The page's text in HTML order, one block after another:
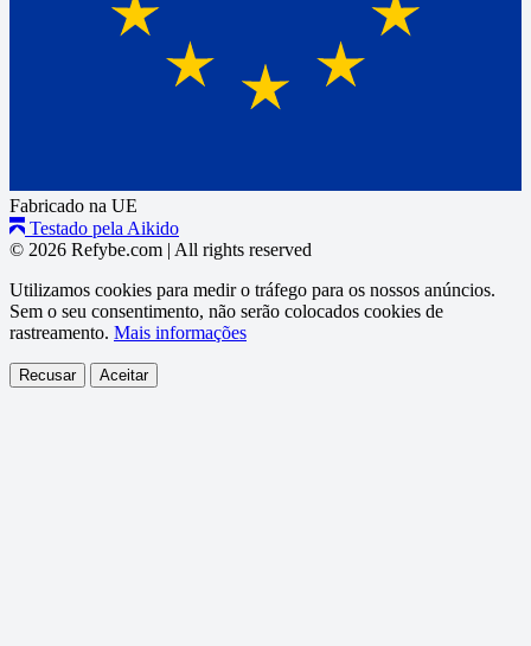
Fabricado na UE
Testado pela Aikido
© 2026 Refybe.com | All rights reserved
Utilizamos cookies para medir o tráfego para os nossos anúncios.
Sem o seu consentimento, não serão colocados cookies de
rastreamento. Mais informações
Recusar Aceitar